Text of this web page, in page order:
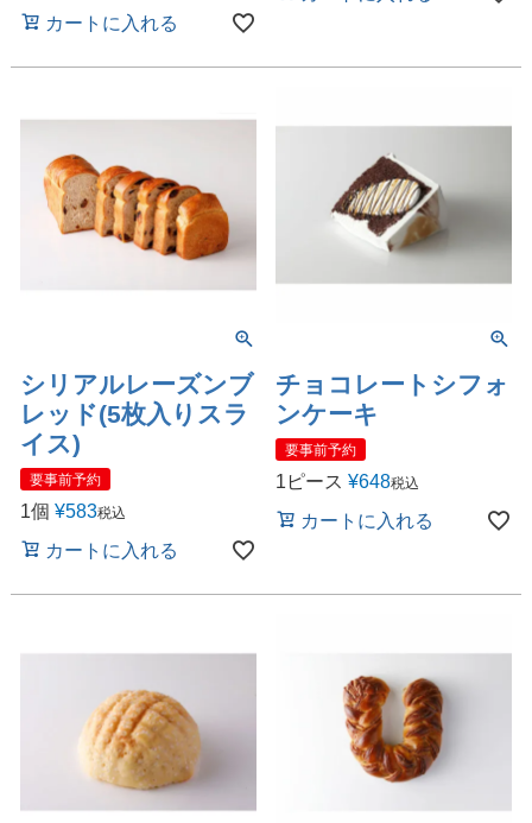
カートに入れる
シリアルレーズンブ
レッド(5枚入りスラ
イス)
要事前予約
1個 ¥583税込
カートに入れる
チョコレートシフォ
ンケーキ
要事前予約
1ピース ¥648税込
カートに入れる